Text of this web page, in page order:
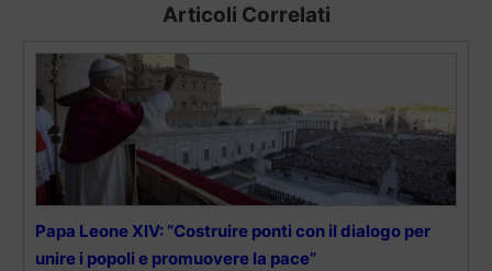
Articoli Correlati
Papa Leone XIV: “Costruire ponti con il dialogo per
unire i popoli e promuovere la pace”